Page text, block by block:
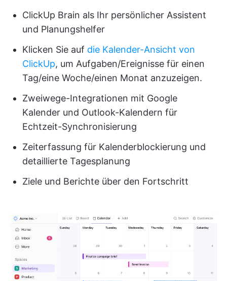
ClickUp Brain als Ihr persönlicher Assistent
und Planungshelfer
Klicken Sie auf die Kalender-Ansicht von
ClickUp, um Aufgaben/Ereignisse für einen
Tag/eine Woche/einen Monat anzuzeigen.
Zweiwege-Integrationen mit Google
Kalender und Outlook-Kalendern für
Echtzeit-Synchronisierung
Zeiterfassung für Kalenderblockierung und
detaillierte Tagesplanung
Ziele und Berichte über den Fortschritt